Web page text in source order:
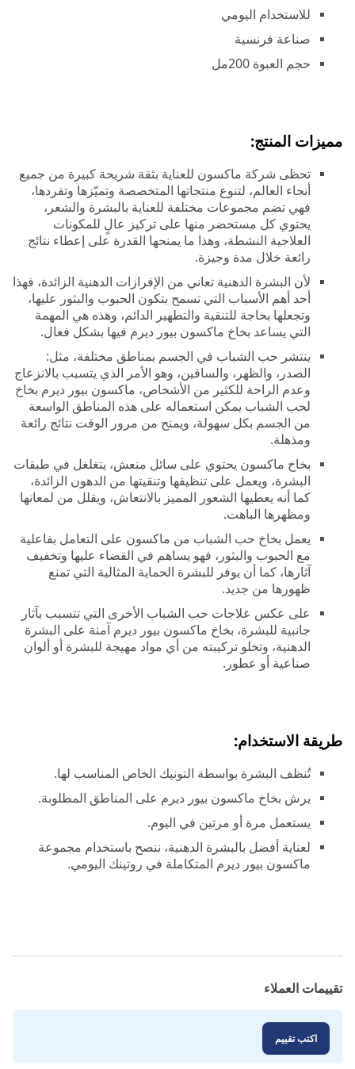
للاستخدام اليومي
صناعة فرنسية
حجم العبوة 200مل
مميزات المنتج:
تحظى شركة ماكسون للعناية بثقة شريحة كبيرة من جميع
أنحاء العالم، لتنوع منتجاتها المتخصصة وتميّزها وتفردها،
فهي تضم مجموعات مختلفة للعناية بالبشرة والشعر،
يحتوي كل مستحضر منها على تركيز عالٍ للمكونات
العلاجية النشطة، وهذا ما يمنحها القدرة على إعطاء نتائج
رائعة خلال مدة وجيزة.
لأن البشرة الدهنية تعاني من الإفرازات الدهنية الزائدة، فهذا
أحد أهم الأسباب التي تسمح بتكون الحبوب والبثور عليها،
وتجعلها بحاجة للتنقية والتطهير الدائم، وهذه هي المهمة
التي يساعد بخاخ ماكسون بيور ديرم فيها بشكل فعال.
ينتشر حب الشباب في الجسم بمناطق مختلفة، مثل:
الصدر، والظهر، والساقين، وهو الأمر الذي يتسبب بالانزعاج
وعدم الراحة للكثير من الأشخاص، ماكسون بيور ديرم بخاخ
لحب الشباب يمكن استعماله على هذه المناطق الواسعة
من الجسم بكل سهولة، ويمنح من مرور الوقت نتائج رائعة
ومذهلة.
بخاخ ماكسون يحتوي على سائل منعش، يتغلغل في طبقات
البشرة، ويعمل على تنظيفها وتنقيتها من الدهون الزائدة،
كما أنه يعطيها الشعور المميز بالانتعاش، ويقلل من لمعانها
ومظهرها الباهت.
يعمل بخاخ حب الشباب من ماكسون على التعامل بفاعلية
مع الحبوب والبثور، فهو يساهم في القضاء عليها وتخفيف
آثارها، كما أن يوفر للبشرة الحماية المثالية التي تمنع
ظهورها من جديد.
على عكس علاجات حب الشباب الأخرى التي تتسبب بآثار
جانبية للبشرة، بخاخ ماكسون بيور ديرم آمنة على البشرة
الدهنية، وتخلو تركيبته من أي مواد مهيجة للبشرة أو ألوان
صناعية أو عطور.
طريقة الاستخدام:
تُنظف البشرة بواسطة التونيك الخاص المناسب لها.
يرش بخاخ ماكسون بيور ديرم على المناطق المطلوبة.
يستعمل مرة أو مرتين في اليوم.
لعناية أفضل بالبشرة الدهنية، ننصح باستخدام مجموعة
ماكسون بيور ديرم المتكاملة في روتينك اليومي.
تقييمات العملاء
اكتب تقييم